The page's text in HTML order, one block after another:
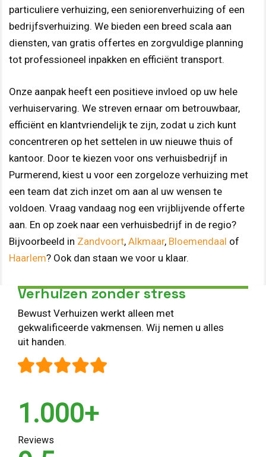
particuliere verhuizing, een seniorenverhuizing of een
bedrijfsverhuizing. We bieden een breed scala aan
diensten, van gratis offertes en zorgvuldige planning
tot professioneel inpakken en efficiënt transport.
Onze aanpak heeft een positieve invloed op uw hele
verhuiservaring. We streven ernaar om betrouwbaar,
efficiënt en klantvriendelijk te zijn, zodat u zich kunt
concentreren op het settelen in uw nieuwe thuis of
kantoor. Door te kiezen voor ons verhuisbedrijf in
Purmerend, kiest u voor een zorgeloze verhuizing met
een team dat zich inzet om aan al uw wensen te
voldoen. Vraag vandaag nog een vrijblijvende offerte
aan. En op zoek naar een verhuisbedrijf in de regio?
Bijvoorbeeld in Zandvoort, Alkmaar, Bloemendaal of
Haarlem? Ook dan staan we voor u klaar.
Verhuizen zonder stress
Bewust Verhuizen werkt alleen met
gekwalificeerde vakmensen. Wij nemen u alles
uit handen.
1.000+
Reviews